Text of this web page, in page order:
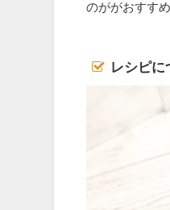
のががおすすめ
レシピに